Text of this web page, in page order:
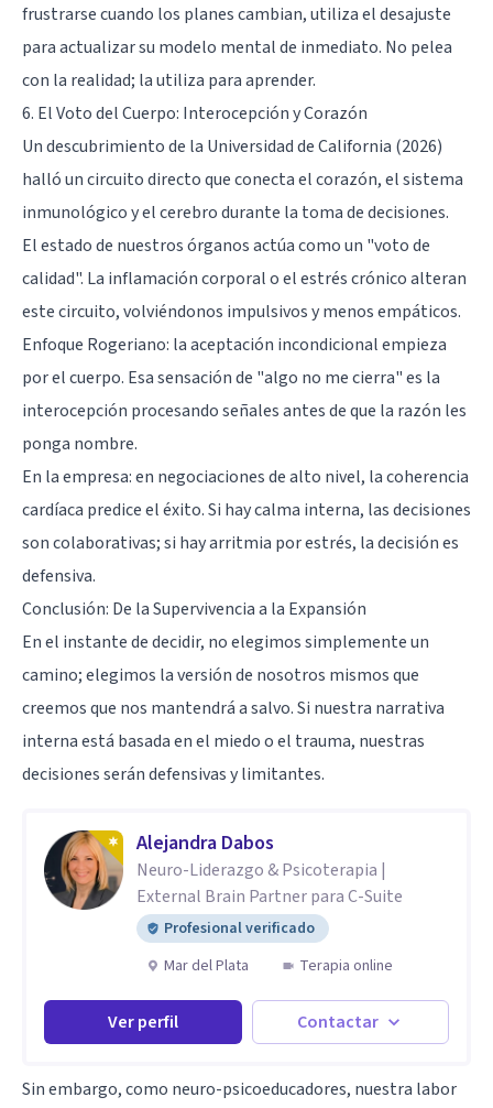
frustrarse cuando los planes cambian, utiliza el desajuste
para actualizar su modelo mental de inmediato. No pelea
con la realidad; la utiliza para aprender.
6. El Voto del Cuerpo: Interocepción y Corazón
Un descubrimiento de la Universidad de California (2026)
halló un circuito directo que conecta el corazón, el sistema
inmunológico y el cerebro durante la toma de decisiones.
El estado de nuestros órganos actúa como un "voto de
calidad". La inflamación corporal o el estrés crónico alteran
este circuito, volviéndonos impulsivos y menos empáticos.
Enfoque Rogeriano: la aceptación incondicional empieza
por el cuerpo. Esa sensación de "algo no me cierra" es la
interocepción procesando señales antes de que la razón les
ponga nombre.
En la empresa: en negociaciones de alto nivel, la coherencia
cardíaca predice el éxito. Si hay calma interna, las decisiones
son colaborativas; si hay arritmia por estrés, la decisión es
defensiva.
Conclusión: De la Supervivencia a la Expansión
En el instante de decidir, no elegimos simplemente un
camino; elegimos la versión de nosotros mismos que
creemos que nos mantendrá a salvo. Si nuestra narrativa
interna está basada en el miedo o el trauma, nuestras
decisiones serán defensivas y limitantes.
Alejandra Dabos
Neuro-Liderazgo & Psicoterapia |
External Brain Partner para C-Suite
Profesional verificado
Mar del Plata
Terapia online
Ver perfil Contactar
Sin embargo, como neuro-psicoeducadores, nuestra labor